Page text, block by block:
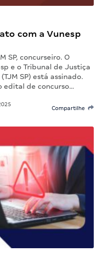
com a Vunesp
SP, concurseiro. O
e o Tribunal de Justiça
SP) está assinado.
edital de concurso…
Compartilhe